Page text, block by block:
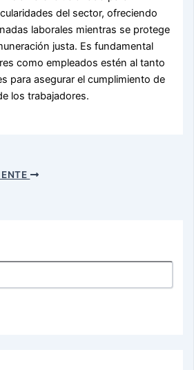
del sector, ofreciendo
laborales mientras se protege
justa. Es fundamental
como empleados estén al tanto
para asegurar el cumplimiento de
los trabajadores.